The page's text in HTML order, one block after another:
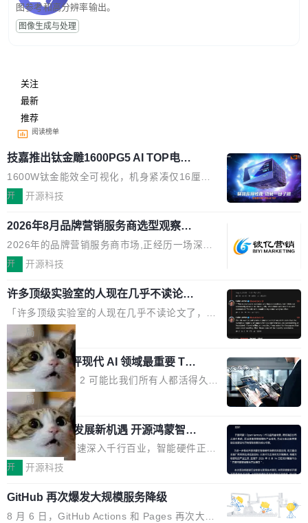
图参考和高分辨率输出。
图像生成与处理
关注
最新
推荐
阅读榜单
技嘉推出钛金雕1600PG5 AI TOP电
源：为发烧级主机与本地AI算力打造旗
舰供电方案
1600W钛金能效全可视化，机身紧凑仅16厘米
继2026台北电脑展首度亮相后，技嘉科技近日正
电源专为发烧级DIY主机与本地AI算力平台打
造，整机长度仅16厘米，提供1600W额定功率
与80PLUS钛金能效；支持ATX 3.1与PCIe 5.1
实时LCD监控屏，可充分满足当下高阶PC主机
的严苛使用需求。 澎湃功率，紧凑机身 钛金雕1
600PG5 AI TOP具备强悍输出功率，同时实现
机身尺寸大幅精简。整机长度仅16厘米，属于同
功率段机身尺寸十分紧凑的1600W电源产品。小
巧机身有效提升市面主流标准A...
开 开源科技
2026年8月品牌营销服务商选型观察：
从流量思维到品牌资产思维的范式转移
2026年的品牌营销服务商市场,正经历一场深刻
的价值重构。全球全案品牌代理机构市场从2025
复合增长率达5.44%,预计2032年将突破120亿美
元。数字广告与公共关系相关服务市场更是从20
25年的8463亿美元扩张至2026年的8763亿美
元。数字的背后是一个清晰的事实——品牌对专
业化营销服务的需求从未如此迫切。 但市场扩容
的同时,服务商的竞争逻辑正在改变。2026年Top
Agency年度合辑的观察指出,“产品”这个离消费
者最近的载体,在整个品牌营销层面的权重显著变
高了。全域营销服务商的竞争正在从规模转向深
度,案例厚度、全域覆盖、多线协同...
开 开源科技
许多顶级实验室的人现在几乎不读论文
了
「许多顶级实验室的人现在几乎不读论文了，而
且他们认为 ICLR/ICML/NeurIPS 充斥着大量过
度宣传和欺诈。」 OpenAI 研究员 Keller Jorda
n 这条推文引发了广泛讨论。他不是在说风凉
话，他是说出了一个圈内人尽皆知但很少公开捅
破的事实。 Jordan 随后补充了一句软化声明：
「我不认为这些会议上大部分论文都在过度宣传
或造假。问题是，作为读者，如果你筛选出那些
看起来最令人兴奋的论文，那它们大部分都是过
度宣传的。」 这才是真正的痛点。不是所有论文
都有问题，是最吸引眼球的那批论文最有问题。
他引用的帖子来自 Mathew Shen，一位 ICLR 2
026 的读者：「看了篇 ...
局
xAI 前工程师评现代 AI 领域最重要 Top
3 开源项目
Flash Attention 2 可能比我们所有人都活得久。
这句话不是来自某个技术博客，而是出自 Hieu
Pham 的一条推文。Hieu Pham 是谁？他是 xAI
的早期工程师之一，在 Grok 训练基础设施团队
工作过。近日他在 X 上发了一条帖子，列出了他
认为现代 AI 领域最重要的三个开源项目。 第一
理由很具体。FA 系列不需要解释，但 FA2 是他
认为最重要的一个——复杂度恰到好处，刚好能
局
共商智能硬件发展新机遇 开源鸿蒙智能
硬件开发者日杭州站即将举行
随着万物智联加速深入千行百业，智能硬件正从
单点设备迈向智能化、网联化、协同化发展。作
鸿蒙通过统一技术底座和分布式能力，为不同类
型智能设备的开发、连接与互联提供关键支撑，
开 开源科技
GitHub 再次爆发大规模服务降级
8 月 6 日，GitHub Actions 和 Pages 再次大规